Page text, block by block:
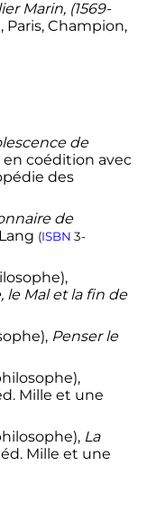
Marin, (1569-
Paris, Champion,
de
en coédition avec
des
de
(ISBN 3-
le Mal et la fin de
Penser le
Mille et une
La
éd. Mille et une